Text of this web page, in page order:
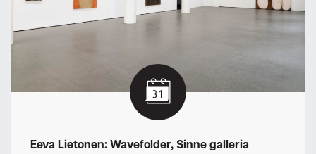
Eeva Lietonen: Wavefolder, Sinne galleria